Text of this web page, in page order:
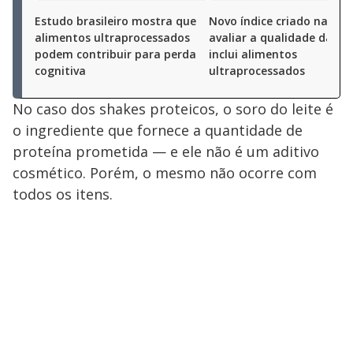
Estudo brasileiro mostra que
alimentos ultraprocessados
podem contribuir para perda
cognitiva
Novo índice criado na
avaliar a qualidade da
inclui alimentos
ultraprocessados
No caso dos shakes proteicos, o soro do leite é
o ingrediente que fornece a quantidade de
proteína prometida — e ele não é um aditivo
cosmético. Porém, o mesmo não ocorre com
todos os itens.